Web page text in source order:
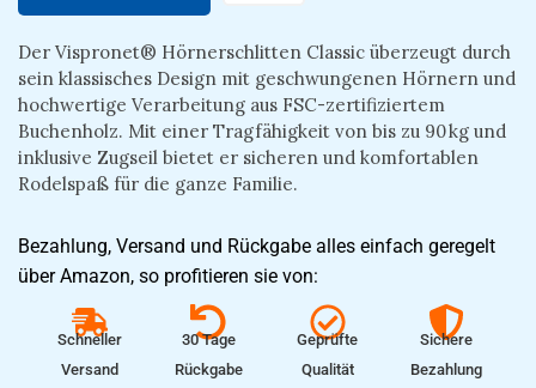
Der Vispronet® Hörnerschlitten Classic überzeugt durch
sein klassisches Design mit geschwungenen Hörnern und
hochwertige Verarbeitung aus FSC-zertifiziertem
Buchenholz. Mit einer Tragfähigkeit von bis zu 90 kg und
inklusive Zugseil bietet er sicheren und komfortablen
Rodelspaß für die ganze Familie.
Bezahlung, Versand und Rückgabe alles einfach geregelt
über Amazon, so profitieren sie von:
Schneller
Versand
30 Tage
Rückgabe
Geprüfte
Qualität
Sichere
Bezahlung